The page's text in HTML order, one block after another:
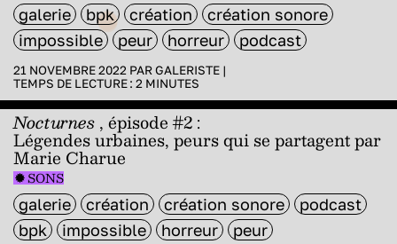
galerie bpk création
création sonore
impossible
peur horreur podcast
21 NOVEMBRE 2022 PARGALERISTE |
TEMPS DE LECTURE : 2 MINUTES
Nocturnes, épisode #2 :
Légendes urbaines, peurs qui se partagent par
Marie Charue
SONS
galerie création création sonore
podcast
bpk
impossible horreur peur